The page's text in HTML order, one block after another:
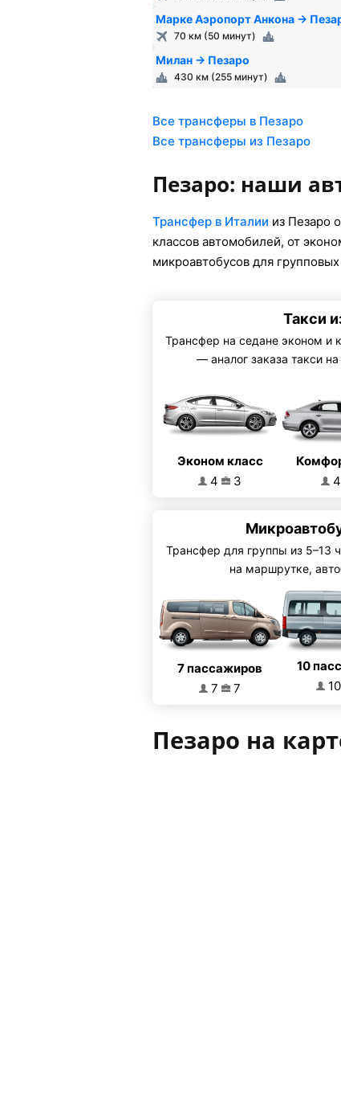
Марке Аэропорт Анкона →
70 км (50 минут)
Милан → Пезаро
430 км (255 минут)
Все трансферы в Пезаро
Все трансферы из Пезаро
Пезаро: наши
Трансфер в Италии из Пезаро
классов автомобилей, от
микроавтобусов для
Такси
Трансфер на седане эконом и
— аналог заказа такси
Эконом класс
4
3
4
Трансфер для группы из 5–13
на маршрутке,
7 пассажиров
7
7
10
10
Пезаро на